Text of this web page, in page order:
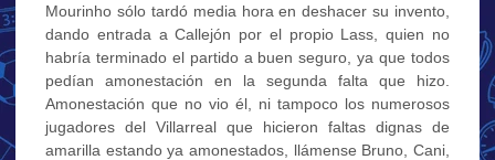
Mourinho sólo tardó media hora en deshacer su invento,
dando entrada a Callejón por el propio Lass, quien no
habría terminado el partido a buen seguro, ya que todos
pedían amonestación en la segunda falta que hizo.
Amonestación que no vio él, ni tampoco los numerosos
jugadores del Villarreal que hicieron faltas dignas de
amarilla estando ya amonestados, llámense Bruno, Cani,